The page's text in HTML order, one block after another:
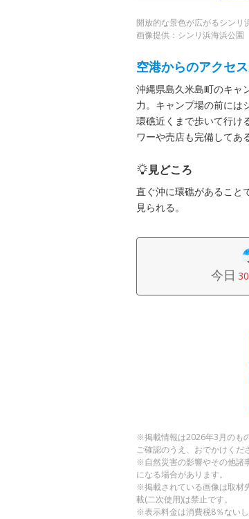
開放的な景色が広がるシンリ
画像提供：シンリ浜海浜公園
空港からのアクセ
沖縄県島久米島町のキャ
力。キャンプ場の前には
環礁近くまで歩いて行け
ワーや売店も完備してある
見どころ
直ぐ沖に環礁があること
見られる。
今日
※掲載情報は2026年3月のも
ご確認のうえ、おでかけくだ
※自然災害の影響やその他諸
になる場合があります。
※掲載されている画像は取材
載(二次使用)は禁止です。
※表示料金は消費税8％ないし